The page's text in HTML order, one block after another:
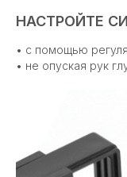
НАСТРОЙТЕ
• с помощью
• не опуская рук